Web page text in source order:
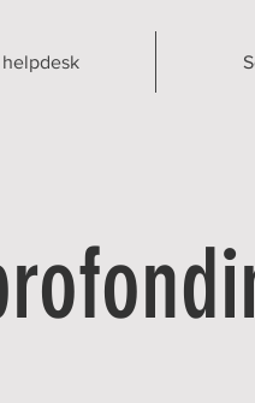
helpdesk